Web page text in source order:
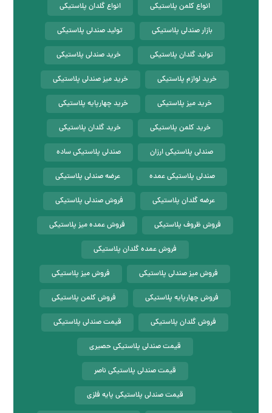
انواع کلمن پلاستیکی انواع گلدان پلاستیکی
بازار صندلی پلاستیکی تولید صندلی پلاستیکی
تولید گلدان پلاستیکی خرید صندلی پلاستیکی
خرید لوازم پلاستیکی خرید میز صندلی پلاستیکی
خرید میز پلاستیکی خرید چهارپایه پلاستیکی
خرید کلمن پلاستیکی خرید گلدان پلاستیکی
صندلی پلاستیکی ارزان صندلی پلاستیکی ساده
صندلی پلاستیکی عمده عرضه صندلی پلاستیکی
عرضه گلدان پلاستیکی فروش صندلی پلاستیکی
فروش ظروف پلاستیکی فروش عمده میز پلاستیکی
فروش عمده گلدان پلاستیکی
فروش میز صندلی پلاستیکی فروش میز پلاستیکی
فروش چهارپایه پلاستیکی فروش کلمن پلاستیکی
فروش گلدان پلاستیکی قیمت صندلی پلاستیکی
قیمت صندلی پلاستیکی حصیری
قیمت صندلی پلاستیکی ناصر
قیمت صندلی پلاستیکی پایه فلزی